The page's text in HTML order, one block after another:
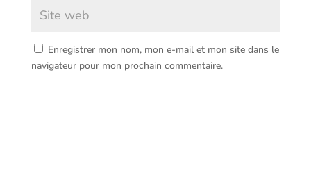
Enregistrer mon nom, mon e-mail et mon site dans le
navigateur pour mon prochain commentaire.